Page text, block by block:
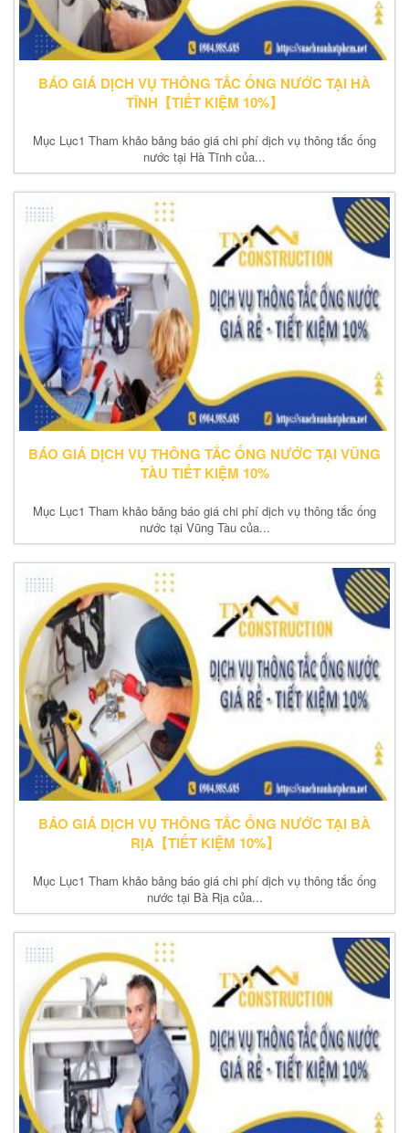
BÁO GIÁ DỊCH VỤ THÔNG TẮC ỐNG NƯỚC TẠI HÀ
TĨNH【TIẾT KIỆM 10%】
Mục Lục1 Tham khảo bảng báo giá chi phí dịch vụ thông tắc ống
nước tại Hà Tĩnh của...
BÁO GIÁ DỊCH VỤ THÔNG TẮC ỐNG NƯỚC TẠI VŨNG
TÀU TIẾT KIỆM 10%
Mục Lục1 Tham khảo bảng báo giá chi phí dịch vụ thông tắc ống
nước tại Vũng Tàu của...
BÁO GIÁ DỊCH VỤ THÔNG TẮC ỐNG NƯỚC TẠI BÀ
RỊA【TIẾT KIỆM 10%】
Mục Lục1 Tham khảo bảng báo giá chi phí dịch vụ thông tắc ống
nước tại Bà Rịa của...